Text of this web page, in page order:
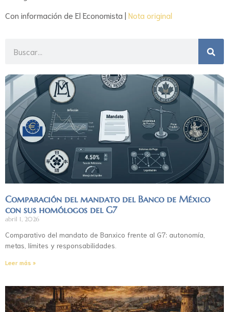
Con información de El Economista | Nota original
Comparación del mandato del Banco de México
con sus homólogos del G7
abril 1, 2026
Comparativo del mandato de Banxico frente al G7: autonomía,
metas, límites y responsabilidades.
Leer más »